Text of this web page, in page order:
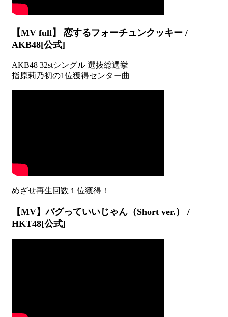
【MV full】 恋するフォーチュンクッキー /
AKB48[公式]
AKB48 32stシングル 選抜総選挙
指原莉乃初の1位獲得センター曲
【MV】バグっていいじゃん（Short ver.） /
HKT48[公式]